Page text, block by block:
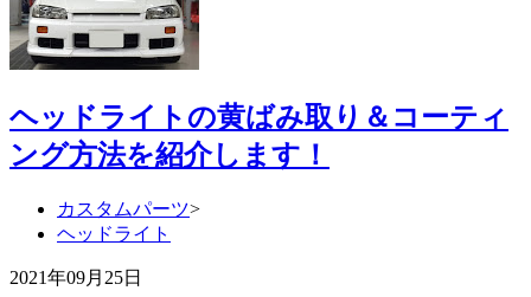
ヘッドライトの黄ばみ取り＆コーティ
ング方法を紹介します！
カスタムパーツ>
ヘッドライト
2021年09月25日